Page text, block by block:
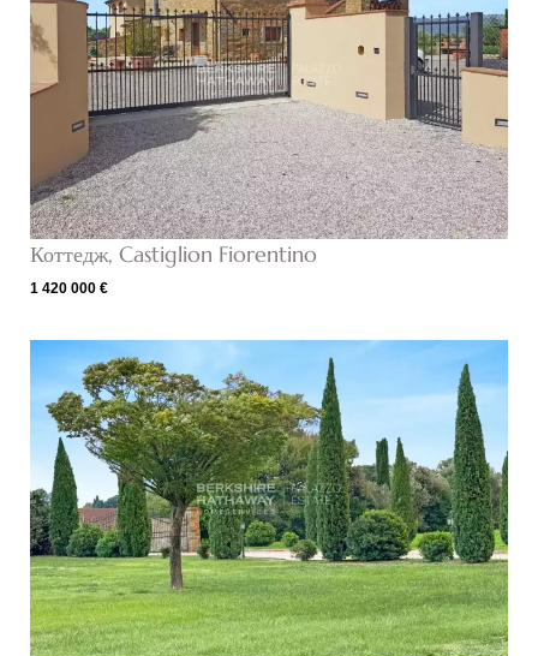
Коттедж, Castiglion Fiorentino
1 420 000 €